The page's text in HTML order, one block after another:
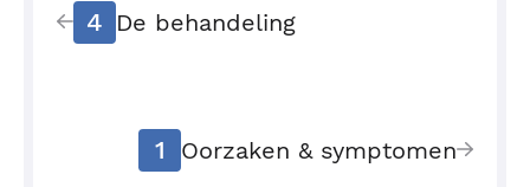
4 De behandeling
1 Oorzaken & symptomen